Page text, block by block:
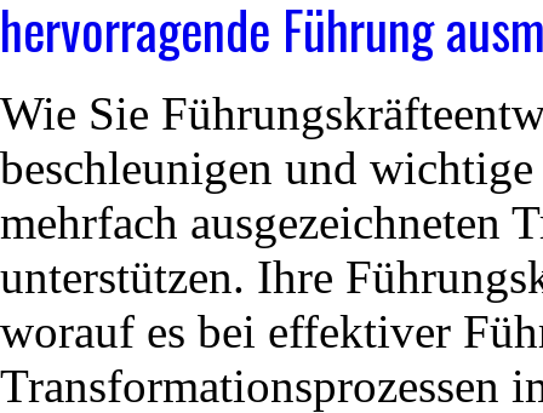
hervorragende Führung
Wie Sie
beschleunigen und
mehrfach ausgezeichneten
unterstützen. Ihre
worauf es bei effektiver
Transformationsprozessen